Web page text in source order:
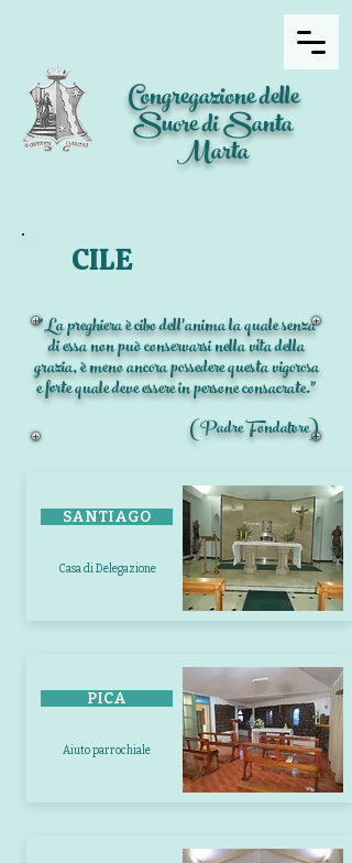
Congregazione delle
Suore di Santa
Marta
CILE
"La preghiera è cibo dell'anima la quale senza
di essa non può conservarsi nella vita della
grazia, è meno ancora possedere questa vigorosa
e forte quale deve essere in persone consacrate."
(Padre Fondatore)
SANTIAGO
Casa di Delegazione
PICA
Aiuto parrochiale